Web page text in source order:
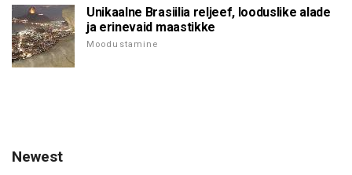
Unikaalne Brasiilia reljeef, looduslike alade
ja erinevaid maastikke
Moodustamine
Newest